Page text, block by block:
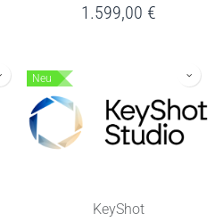
1.599,00 €
Neu
KeyShot